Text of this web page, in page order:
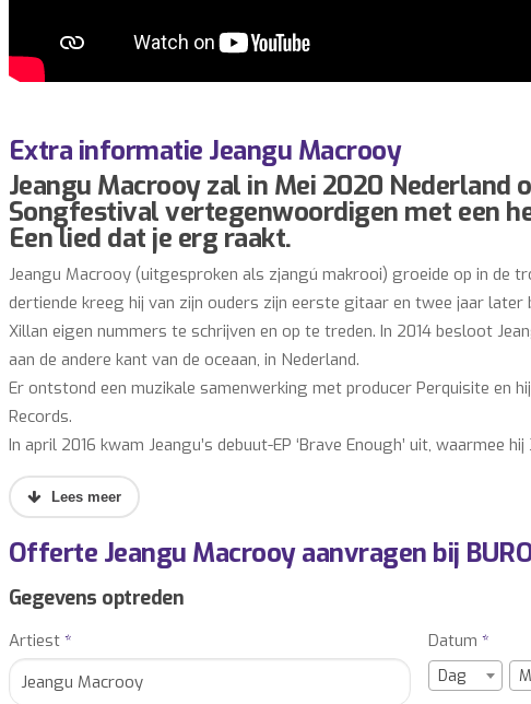
Extra informatie Jeangu Macrooy
Jeangu Macrooy zal in Mei 2020 Nederland
Songfestival vertegenwoordigen met een
Een lied dat je erg raakt.
Jeangu Macrooy (uitgesproken als zjangú makrooi) groeide op in de
dertiende kreeg hij van zijn ouders zijn eerste gitaar en twee jaar
Xillan eigen nummers te schrijven en op te treden. In 2014 besloot
aan de andere kant van de oceaan, in Nederland.
Er ontstond een muzikale samenwerking met producer Perquisite en
Records.
In april 2016 kwam Jeangu’s debuut-EP ‘Brave Enough’ uit, waarmee
single ‘Gold’ mocht Jeangu gelijk langskomen bij De Wereld Draait
gast is. ‘Gold’ werd later ook gebruikt in een commercial van HBO. In
Popronde door Nederland trok. Daarnaast stond Jeangu in de
Kesteren, Bernhoft en Selah Sue, wat in totaal resulteerde in 120
afgesloten met een optreden op Eurosonic/Noorderslag en een
Nieuwkomer’.
Jeangu’s debuutalbum ‘High On You’, waarvoor hij net als bij zijn EP
Offerte Jeangu Macrooy aanvragen bij
Gegevens optreden
Artiest * Datum *
Dag